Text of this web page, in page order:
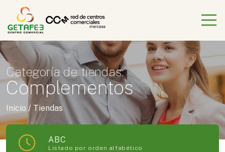
Categoría de tiendas:
Complementos
Inicio / Tiendas
ABC
Listado por orden alfabético